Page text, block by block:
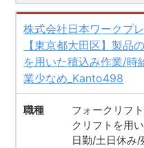
株式会社日本ワークプ
【東京都大田区】製品
を用いた積込み作業/
業少なめ_Kanto498
職種
フォークリフ
クリフトを用
日勤/土日休み/